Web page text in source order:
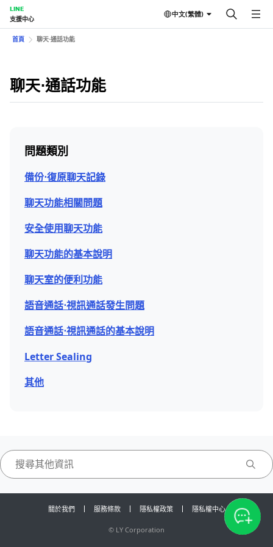
LINE
支援中心
中文(繁體)
首頁 聊天⋅通話功能
聊天⋅通話功能
問題類別
備份⋅復原聊天記錄
聊天功能相關問題
安全使用聊天功能
聊天功能的基本說明
聊天室的便利功能
語音通話⋅視訊通話發生問題
語音通話⋅視訊通話的基本說明
Letter Sealing
其他
關於我們 服務條款 隱私權政策 隱私權中心
© LY Corporation